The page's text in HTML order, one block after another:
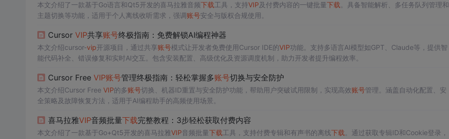
本文介绍了一款基于Go语言和Qt5开发的喜马拉雅音频下载工具，支持VIP及付费内容的一键批量下载 。具备智能解析、多任务队列管理和
主题切换等功能，适用于个人离线收听需求，强调账号安全与版权合规使用。
Cursor VIP共享账号终极指南：免费解锁AI编程神器
本文介绍cursor-vip开源项目，通过共享账号模式让开发者免费使用Cursor IDE的VIP功能。支持多语言AI模型如GPT、Claude等，提供智
能代码补全、错误修复和实时AI交互。包含安装配置、高级优化及资源调度机制，助力开发者提升编程效率。
Cursor Free VIP账号管理终极指南：轻松掌握多账号切换与安全防护
本文介绍Cursor Free VIP的多账号切换、机器ID重置与安全防护功能，帮助用户突破试用限制，实现高效账号管理。涵盖自动化配置、安
全策略及故障恢复方法，适用于AI编程助手的高频使用场景。
喜马拉雅VIP音频批量下载完整教程：3步轻松获取付费内容
本文介绍了一款基于Go+Qt5开发的喜马拉雅VIP音频批量下载工具，支持付费专辑和有声书的离线下载 。通过获取专辑ID和Cookie登录，